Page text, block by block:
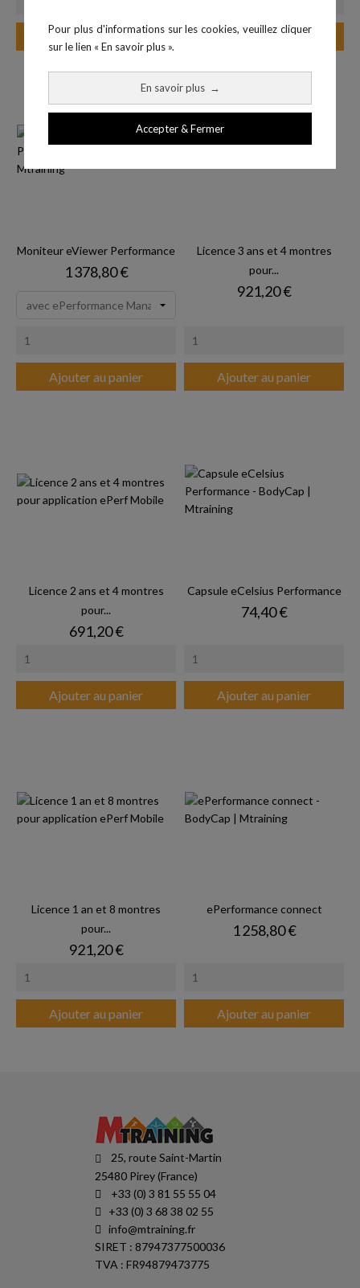
Pour plus d'informations sur les cookies, veuillez cliquer
sur le lien « En savoir plus ».
En savoir plus →
Accepter & Fermer
Ajouter au panier Ajouter au panier
Moniteur eViewer Performance
Prix
1 378,80 €
Ajouter au panier
Licence 3 ans et 4 montres
pour...
Prix
921,20 €
Ajouter au panier
Licence 2 ans et 4 montres
pour...
Prix
691,20 €
Ajouter au panier
Capsule eCelsius Performance
Prix
74,40 €
Ajouter au panier
Licence 1 an et 8 montres
pour...
Prix
921,20 €
Ajouter au panier
ePerformance connect
Prix
1 258,80 €
Ajouter au panier
25, route Saint-Martin
25480 Pirey (France)
+33 (0) 3 81 55 55 04
+33 (0) 3 68 38 02 55
info@mtraining.fr
SIRET : 87947377500036
TVA : FR94879473775